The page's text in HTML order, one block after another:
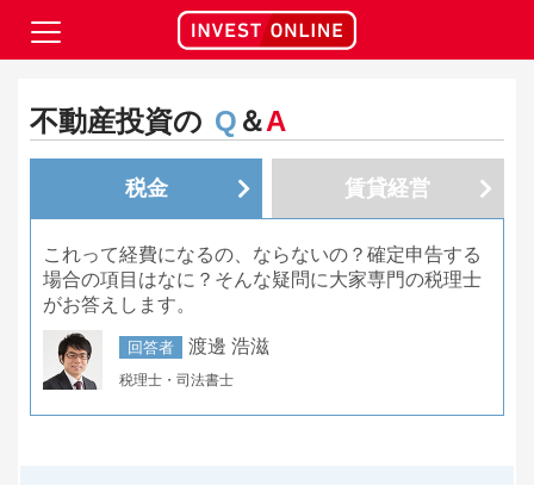
不動産投資の Q ＆A
税金 賃貸経営
これって経費になるの、ならないの？確定申告する
場合の項目はなに？そんな疑問に大家専門の税理士
がお答えします。
回答者 渡邊 浩滋
税理士・司法書士